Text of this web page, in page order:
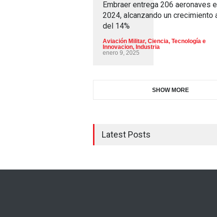
Embraer entrega 206 aeronaves
2024, alcanzando un crecimiento
del 14%
Aviación Militar, Ciencia, Tecnología e
Innovacion, Industria
enero 9, 2025
SHOW MORE
Latest Posts